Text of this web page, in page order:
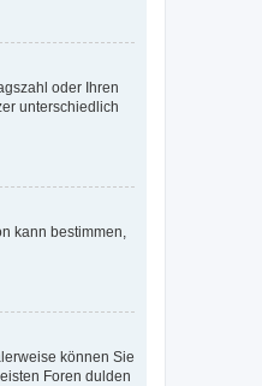
oder Ihren
unterschiedlich
kann bestimmen,
können Sie
Foren dulden